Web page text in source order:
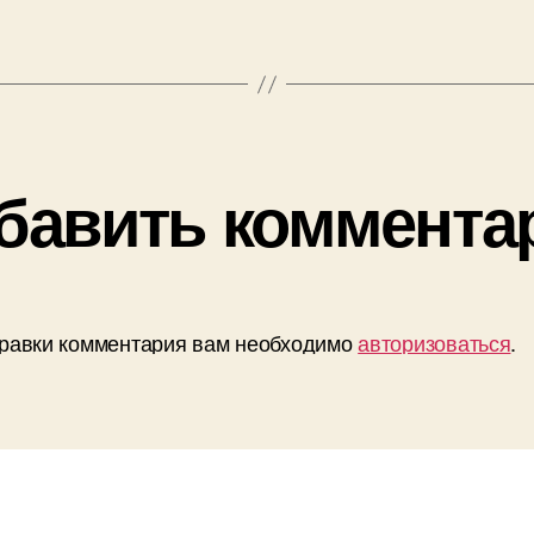
комментария вам необходимоавторизоваться.